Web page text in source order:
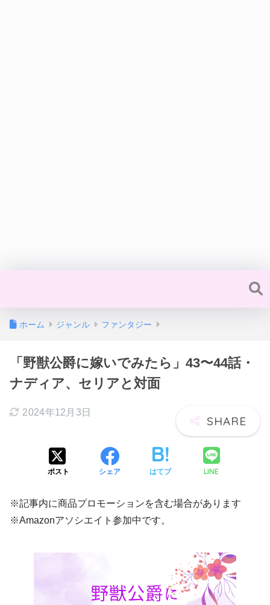
ホーム ジャンル ファンタジー
「野獣公爵に嫁いでみたら」43〜44話・
ナディア、セリアと対面
2024年12月3日
ポスト シェア はてブ LINE
※記事内に商品プロモーションを含む場合があります
※Amazonアソシエイト参加中です。